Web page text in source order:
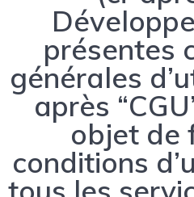
présentes
générales
après
objet de
conditions